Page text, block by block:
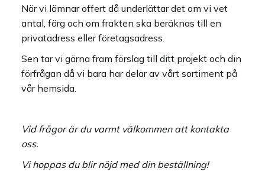
När vi lämnar offert då underlättar det om vi vet
antal, färg och om frakten ska beräknas till en
privatadress eller företagsadress.
Sen tar vi gärna fram förslag till ditt projekt och din
förfrågan då vi bara har delar av vårt sortiment på
vår hemsida.
Vid frågor är du varmt välkommen att kontakta
oss.
Vi hoppas du blir nöjd med din beställning!